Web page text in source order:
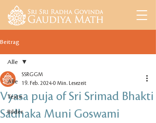
Beitrag
Alle
Texte
Bilder
Alle
Vyasa puja of Sri Srimad Bhakti
Sadhaka Muni Goswami
SSRGGM
19. Feb. 2024 0 Min. Lesezeit